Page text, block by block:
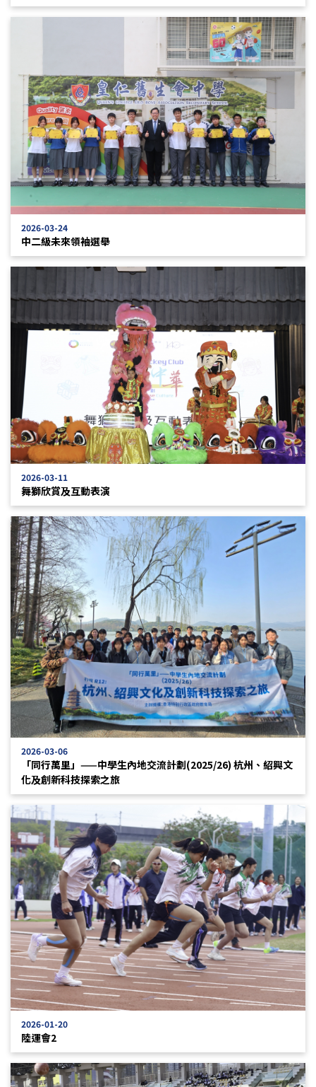
2026-03-24
中二級未來領袖選舉
2026-03-11
舞獅欣賞及互動表演
2026-03-06
「同行萬里」——中學生內地交流計劃(2025/26) 杭州、紹興文
化及創新科技探索之旅
2026-01-20
陸運會2